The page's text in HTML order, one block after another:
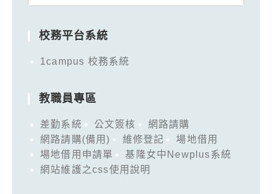
校務平台系統
1campus 校務系統
教職員專區
差勤系統 公文簽核
網路請購
網路請購(備用)
維修登記
場地借用
場地借用申請單
基隆女中Newplus系統
網站維護之css使用說明